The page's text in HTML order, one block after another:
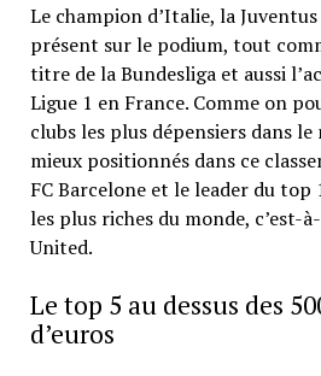
Le champion d’Italie, la
présent sur le podium, tout
titre de la Bundesliga et aussi
Ligue 1 en France. Comme on
clubs les plus dépensiers dans
mieux positionnés dans ce
FC Barcelone et le leader du top
les plus riches du monde, c’est-
United.
Le top 5 au dessus des
d’euros